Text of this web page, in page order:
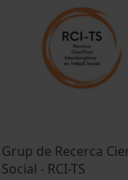
Grup de Recerca
Social - RCI-TS